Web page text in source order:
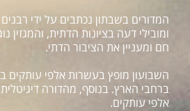
המדורים בשבתון נכתבים על ידי
ומובילי דעה בציונות הדתית, והמגזין
חם ומעניין את הציבור הדתי.
ברחבי הארץ. בנוסף, מהדורה
אלפי עותקים.